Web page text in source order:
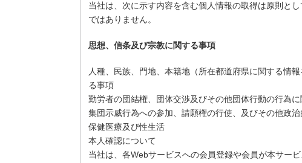
当社は、次に示す内容を含む個人情報の取得は原則と
ではありません。
思想、信条及び宗教に関する事項
人種、民族、門地、本籍地（所在都道府県に関する情
る事項
勤労者の団結権、団体交渉及びその他団体行動の行為
集団示威行為への参加、請願権の行使、及びその他政
保健医療及び性生活
本人確認について
当社は、各Webサービスへの会員登録や会員が本サー